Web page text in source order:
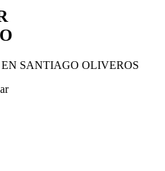
SANTIAGO OLIVEROS